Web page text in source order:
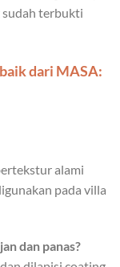
terbukti
dari MASA:
alami
pada villa
dan panas?